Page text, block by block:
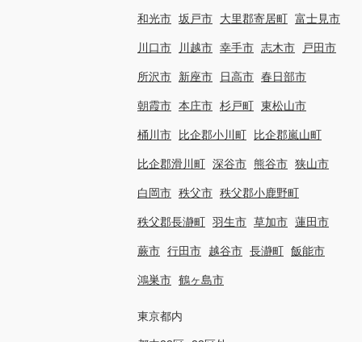
和光市 坂戸市 大里郡寄居町 富士見市
川口市 川越市 幸手市 志木市 戸田市
所沢市 新座市 日高市 春日部市
朝霞市 本庄市 杉戸町 東松山市
桶川市 比企郡小川町 比企郡嵐山町
比企郡滑川町 深谷市 熊谷市 狭山市
白岡市 秩父市 秩父郡小鹿野町
秩父郡長瀞町 羽生市 草加市 蓮田市
蕨市 行田市 越谷市 長瀞町 飯能市
鴻巣市 鶴ヶ島市
東京都内